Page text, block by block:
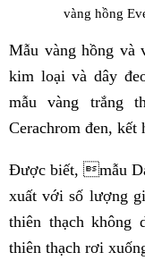
vàng hồng
Mẫu vàng hồng và
kim loại và dây
mẫu vàng trắng
Cerachrom đen, kết
Được biết, mẫu
xuất với số lượng
thiên thạch không
thiên thạch rơi